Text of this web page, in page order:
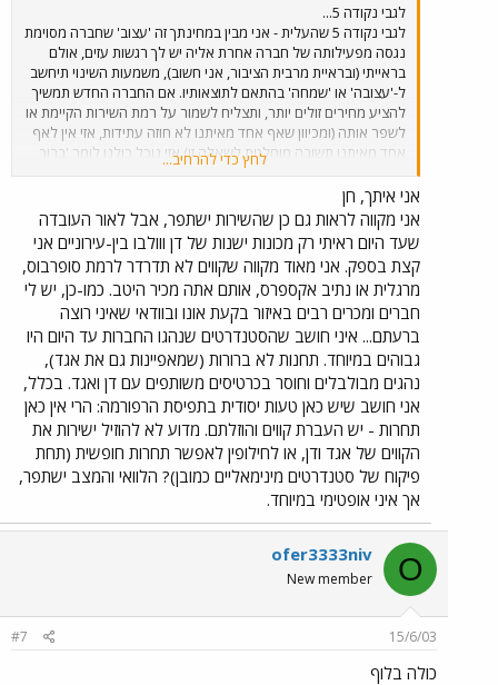
לגבי נקודה 5...
לגבי נקודה 5 שהעלית - אני מבין במחינתך זה 'עצוב' שחברה מסוימת
נגסה מפעילותה של חברה אחרת אליה יש לך רגשות עזים, אולם
בראייתי (ובראיית מרבית הציבור, אני חשוב), משמעות השינוי תיחשב
ל-'עצובה' או 'שמחה' בהתאם לתוצאותיו. אם החברה החדש תמשיך
להציע מחירים זולים יותר, ותצליח לשמור על רמת השירות הקיימת או
לשפר אותה (ומכיוון שאף אחד מאיתנו לא חוזה עתידות, אזי אין לאף
אחד מאיתנו תשובה מוחלטת לשאלה זו) אזי נוכל כולנו לומר 'ברוך
שפטרנו' מה-'מונופול' של 'דן' (שכמובן, הוחלף במונופול אחר). אני
מרשה לעצמי לכתוב את הנ"ל מתוך תקווה שלא תיקח אותם באופן
אישי, אלא בתור משקיף מהצד, שאין לו כל צל של סנטימנט לחברות
'דן' ו-'אגד' (לגבי האחרונה יש לי דווקא הרבה סנטימנטים שליליים,
אבל זה משהו אחר). אותי מה שמצער בהודעה הזו היא שקווים
שפועלים באיזור מטרופוליני מופעלים על-ידי אוטובוסים בין עירוניים
שאין בהם כלל נגישות לנכים ושאפילו לזקנים קשה לעלות עליהם.
ובאמת לא משנה לי אם יש להם לוגו של וולוו או של מרצדס על
הפגוש. מה דעתכם על הסטנדרטים שמציגות החברות החדשות
בשנה האחרונה? האם הרפורמה משתלמת לציבור או לא? (ואני לא
מתכוון לציבור חובבי האוטובוסים)
לחץ כדי להרחיב...
אני איתך, חן
אני מקווה לראות גם כן שהשירות ישתפר, אבל לאור העובדה
שעד היום ראיתי רק מכונות ישנות של דן ווולבו בין-עירוניים אני
קצת בספק. אני מאוד מקווה שקווים לא תדרדר לרמת סופרבוס,
מרגלית או נתיב אקספרס, אותם אתה מכיר היטב. כמו-כן, יש לי
חברים ומכרים רבים באיזור בקעת אונו ובוודאי שאיני רוצה
ברעתם... איני חושב שהסטנדרטים שנהגו החברות עד היום היו
גבוהים במיוחד. תחנות לא ברורות (שמאפיינות גם את אגד),
נהגים מבולבלים וחוסר בכרטיסים משותפים עם דן ואגד. בכלל,
אני חושב שיש כאן טעות יסודית בתפיסת הרפורמה: הרי אין כאן
תחרות - יש העברת קווים והוזלתם. מדוע לא להוזיל ישירות את
הקווים של אגד ודן, או לחילופין לאפשר תחרות חופשית (תחת
פיקוח של סטנדרטים מינימאליים כמובן)? הלוואי והמצב ישתפר,
אך איני אופטימי במיוחד.
O
ofer3333niv
New member
15/6/03
#7
כולה בלוף